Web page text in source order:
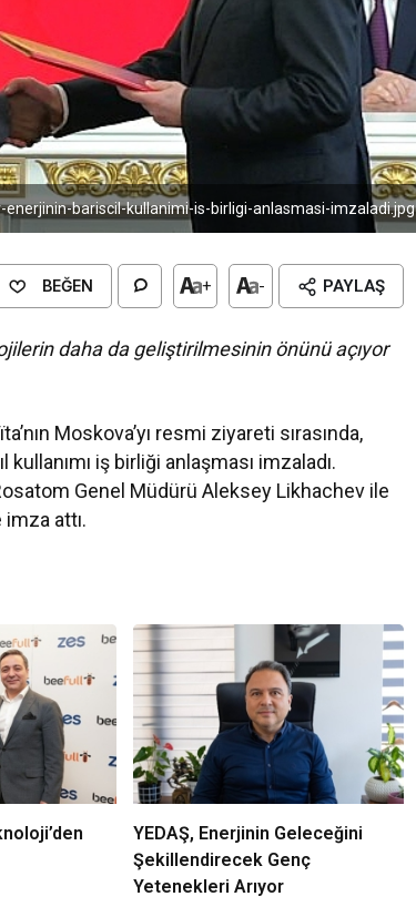
bariscil-kullanimi-is-birligi-anlasmasi-imzaladi.jpg
BEĞEN + - PAYLAŞ
daha da geliştirilmesinin önünü açıyor
Moskova’yı resmi ziyareti sırasında,
iş birliği anlaşması imzaladı.
Genel Müdürü Aleksey Likhachev ile
imza attı.
YEDAŞ, Enerjinin Geleceğini
Şekillendirecek Genç
Yetenekleri Arıyor